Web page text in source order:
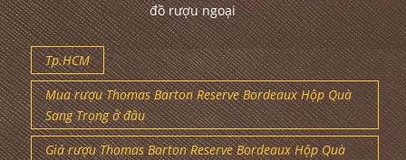
đồ rượu ngoại
Tp.HCM
Mua rượu Thomas Barton Reserve Bordeaux Hộp Quà
Sang Trọng ở đâu
Giá rượu Thomas Barton Reserve Bordeaux Hộp Quà